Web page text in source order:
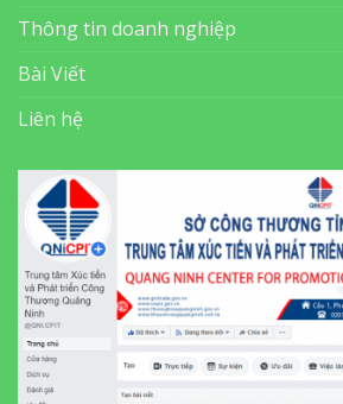
Thông tin doanh nghiệp
Bài Viết
Liên hệ